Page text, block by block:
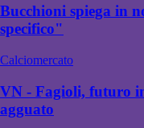
Bucchioni spiega in
specifico"
Calciomercato
VN - Fagioli, futuro
agguato